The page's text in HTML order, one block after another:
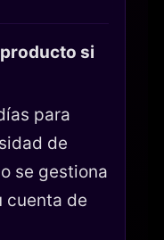
si
para
de
se gestiona
cuenta de